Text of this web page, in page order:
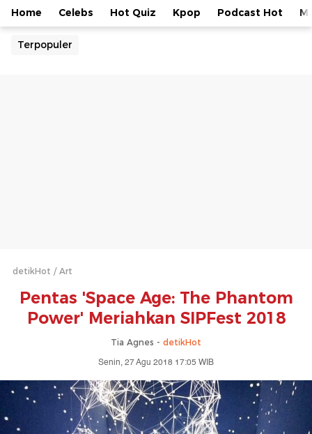
Home Celebs Hot Quiz Kpop Podcast Hot
Terpopuler
detikHot Art
Pentas 'Space Age: The Phantom
Power' Meriahkan SIPFest 2018
Tia Agnes - detikHot
Senin, 27 Agu 2018 17:05 WIB